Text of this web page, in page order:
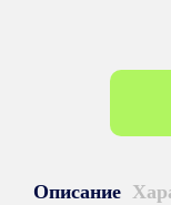
Описание